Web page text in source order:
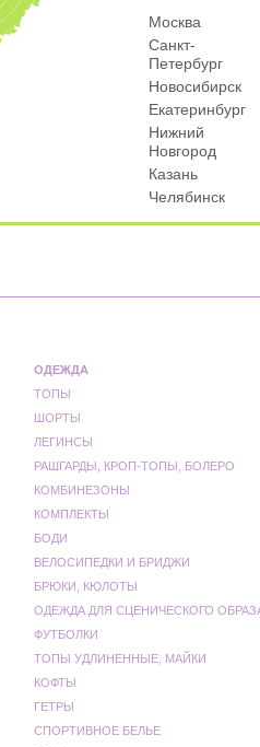
Москва
Санкт-
Петербург
Новосибирск
Екатеринбург
Нижний
Новгород
Казань
Челябинск
ОДЕЖДА
ТОПЫ
ШОРТЫ
ЛЕГИНСЫ
РАШГАРДЫ, КРОП-ТОПЫ, БОЛЕРО
КОМБИНЕЗОНЫ
КОМПЛЕКТЫ
БОДИ
ВЕЛОСИПЕДКИ И БРИДЖИ
БРЮКИ, КЮЛОТЫ
ОДЕЖДА ДЛЯ СЦЕНИЧЕСКОГО
ФУТБОЛКИ
ТОПЫ УДЛИНЕННЫЕ, МАЙКИ
КОФТЫ
ГЕТРЫ
СПОРТИВНОЕ БЕЛЬЕ